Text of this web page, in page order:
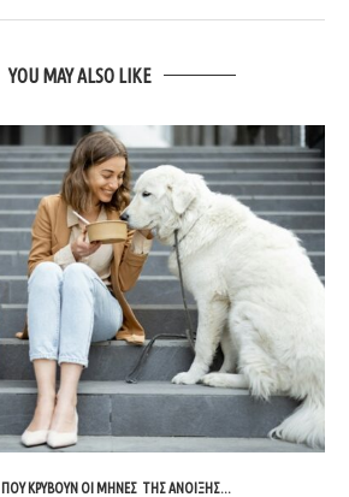
YOU MAY ALSO LIKE
ΠΟΥ ΚΡΎΒΟΥΝ ΟΙ ΜΉΝΕΣ ΤΗΣ ΆΝΟΙΞΗΣ...